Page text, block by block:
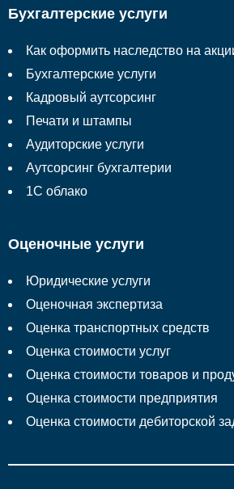
Бухгалтерские услуги
Как оформить наследство на
Бухгалтерские услуги
Кадровый аутсорсинг
Печати и штампы
Аудиторские услуги
Аутсорсинг бухгалтерии
1С облако
Оценочные услуги
Юридические услуги
Оценочная экспертиза
Оценка транспортных средств
Оценка стоимости услуг
Оценка стоимости товаров и
Оценка стоимости предприятия
Оценка стоимости дебиторской